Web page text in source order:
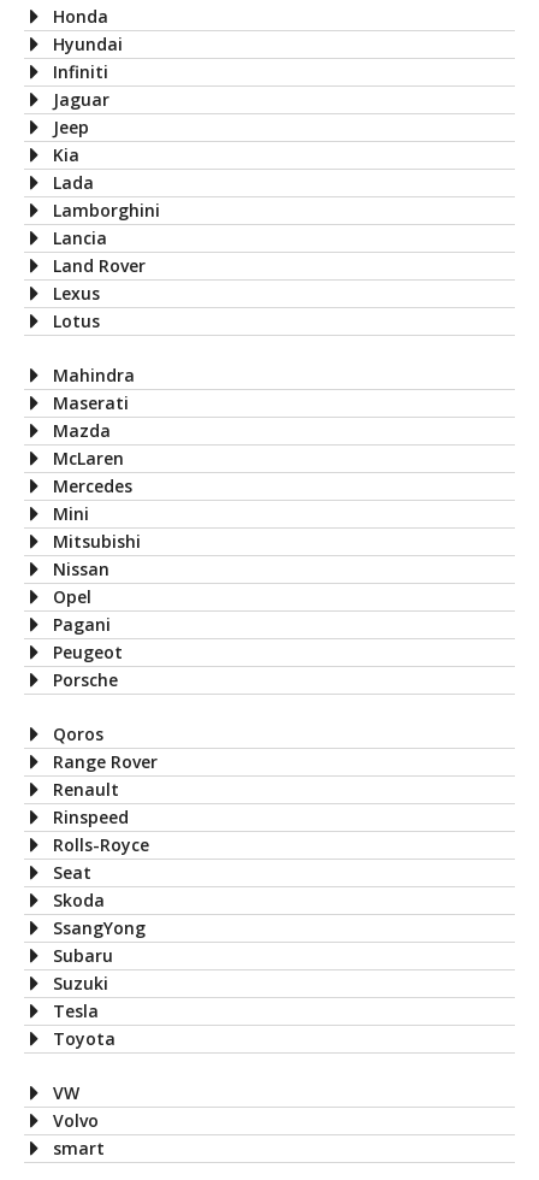
Honda
Hyundai
Infiniti
Jaguar
Jeep
Kia
Lada
Lamborghini
Lancia
Land Rover
Lexus
Lotus
Mahindra
Maserati
Mazda
McLaren
Mercedes
Mini
Mitsubishi
Nissan
Opel
Pagani
Peugeot
Porsche
Qoros
Range Rover
Renault
Rinspeed
Rolls-Royce
Seat
Skoda
SsangYong
Subaru
Suzuki
Tesla
Toyota
VW
Volvo
smart